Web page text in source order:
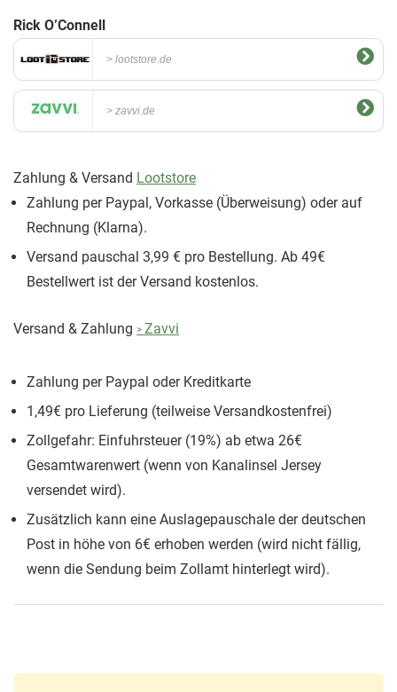
Rick O’Connell
lootstore.de
zavvi.de
Zahlung & Versand Lootstore
Zahlung per Paypal, Vorkasse (Überweisung) oder auf
Rechnung (Klarna).
Versand pauschal 3,99 € pro Bestellung. Ab 49€
Bestellwert ist der Versand kostenlos.
Versand & Zahlung Zavvi
Zahlung per Paypal oder Kreditkarte
1,49€ pro Lieferung (teilweise Versandkostenfrei)
Zollgefahr: Einfuhrsteuer (19%) ab etwa 26€
Gesamtwarenwert (wenn von Kanalinsel Jersey
versendet wird).
Zusätzlich kann eine Auslagepauschale der deutschen
Post in höhe von 6€ erhoben werden (wird nicht fällig,
wenn die Sendung beim Zollamt hinterlegt wird).